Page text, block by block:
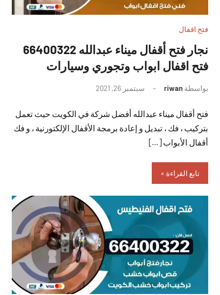
فتح اقفال
نجار فتح أقفال ميناء عبدالله 66400322
فتح اقفال ابواب وتجوري وسيارات
بواسطة riwan سبتمبر 26, 2021
تعليقات
فتح أقفال ميناء عبدالله أفضل شركة في الكويت حيث تعمل
بتركيب ، فك ، تبديل و إعادة برمجة الأقفال الإلكتورنية ، و فك
أقفال الأبواب […]
تابع القراءة